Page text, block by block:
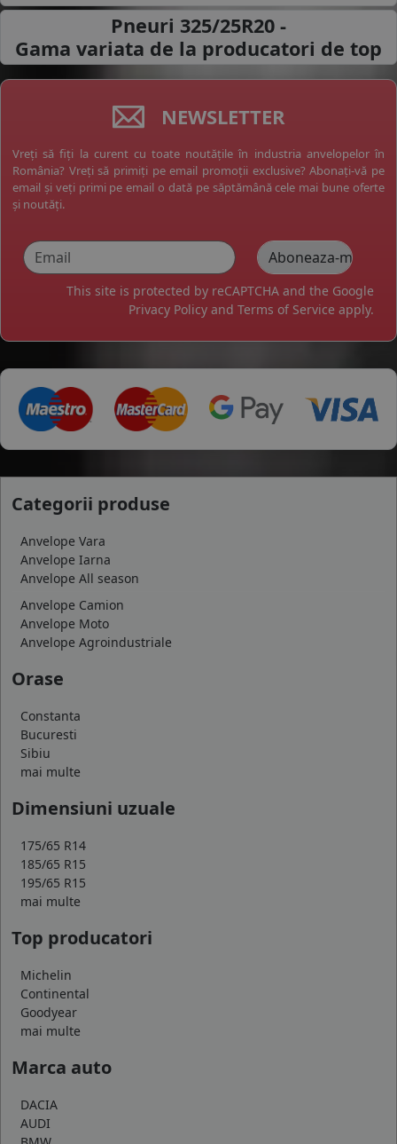
Pneuri 325/25R20 -
Gama variata de la producatori de top
NEWSLETTER
Vreți să fiți la curent cu toate noutățile în industria anvelopelor în
România? Vreți să primiți pe email promoții exclusive? Abonați-vă pe
email și veți primi pe email o dată pe săptămână cele mai bune oferte
și noutăți.
This site is protected by reCAPTCHA and the Google
Privacy Policy and Terms of Service apply.
Categorii produse
Anvelope Vara
Anvelope Iarna
Anvelope All season
Anvelope Camion
Anvelope Moto
Anvelope Agroindustriale
Orase
Constanta
Bucuresti
Sibiu
mai multe
Dimensiuni uzuale
175/65 R14
185/65 R15
195/65 R15
mai multe
Top producatori
Michelin
Continental
Goodyear
mai multe
Marca auto
DACIA
AUDI